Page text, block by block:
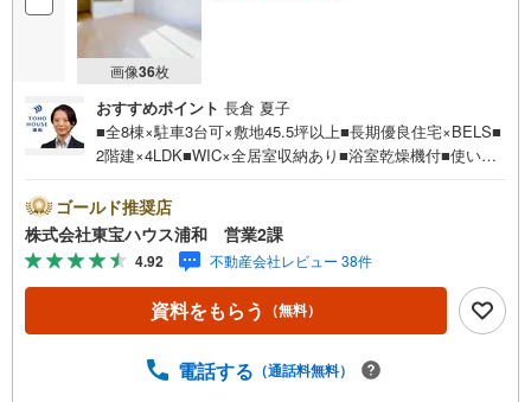
画像36枚
おすすめポイント 長倉 夏子
■全8棟×駐車3台可×敷地45.5坪以上■長期優良住宅×BELS■
2階建×4LDK■WIC×全居室収納あり■浴室乾燥機付■使い勝
ーン講座」プレゼント！営業時間:7:00～22:00（年中無
休）こちらの時間帯はお電話でのお問い合わせがスムーズ
にご案内できますぜひお気軽にご連絡下さい！東宝ハウス
ライフソリューションズグループ 東宝ハウス浦和 特別
提携金利〔一例〕東宝ハウス浦和の住宅ローン■変動金利全
期間引下げプラン⇒住宅ローン金利優遇割の最大適用《0.8
期間35年の総返済額の差額:303万円※2026年7月末実行分ま
ゴールド推奨店
株式会社東宝ハウス浦和 営業2課
4.92 不動産会社レビュー 38件
資料をもらう （無料）
電話する （通話料無料）